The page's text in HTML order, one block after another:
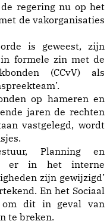
regering nu op het
de vakorganisaties
is geweest, zijn
formele zin met de
(CCvV) als
op hameren en
jaren de rechten
vastgelegd, wordt
Planning en
er in het interne
zijn gewijzigd’
En het Sociaal
om dit in geval van
te breken.